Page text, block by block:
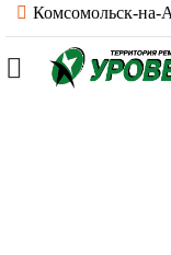
Комсомольск-на-